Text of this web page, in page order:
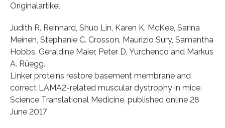
Originalartikel
Judith R. Reinhard, Shuo Lin, Karen K. McKee, Sarina
Meinen, Stephanie C. Crosson, Maurizio Sury, Samantha
Hobbs, Geraldine Maier, Peter D. Yurchenco and Markus
A. Rüegg.
Linker proteins restore basement membrane and
correct LAMA2-related muscular dystrophy in mice.
Science Translational Medicine, published online 28
June 2017